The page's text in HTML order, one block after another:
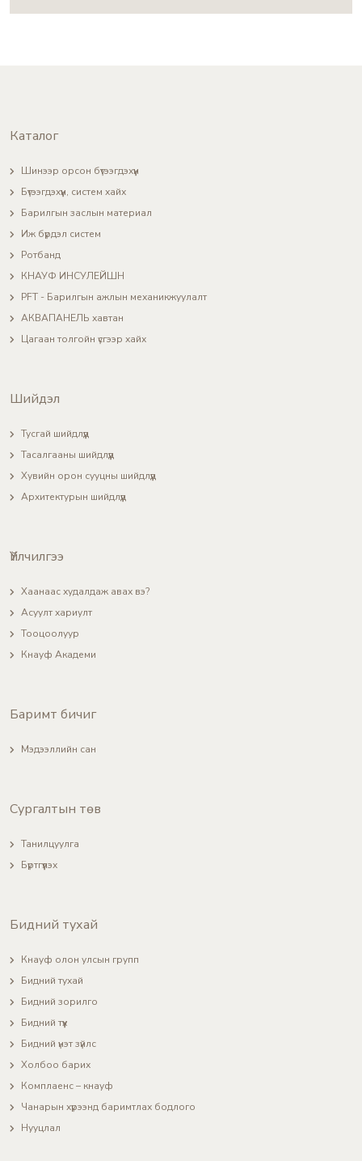
Каталог
Шинээр орсон бүтээгдэхүүн
Бүтээгдэхүүн, систем хайх
Барилгын заслын материал
Иж бүрдэл систем
Ротбанд
КНАУФ ИНСУЛЕЙШН
PFT - Барилгын ажлын механикжуулалт
АКВАПАНЕЛЬ хавтан
Цагаан толгойн үсгээр хайх
Шийдэл
Тусгай шийдлүүд
Тасалгааны шийдлүүд
Хувийн орон сууцны шийдлүүд
Архитектурын шийдлүүд
Үйлчилгээ
Хаанаас худалдаж авах вэ?
Асуулт хариулт
Тооцоолуур
Кнауф Академи
Баримт бичиг
Мэдээллийн сан
Сургалтын төв
Танилцуулга
Бүртгүүлэх
Бидний тухай
Кнауф олон улсын групп
Бидний тухай
Бидний зорилго
Бидний түүх
Бидний үнэт зүйлс
Холбоо барих
Комплаенс – кнауф
Чанарын хүрээнд баримтлах бодлого
Нууцлал